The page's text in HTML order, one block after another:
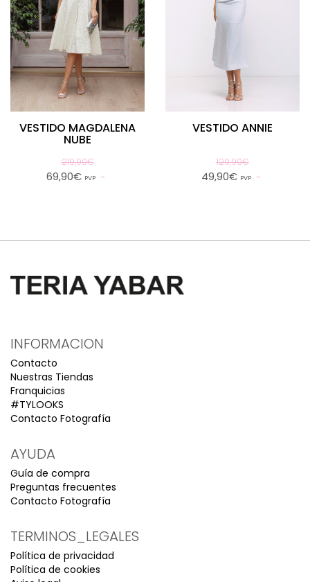
VESTIDO MAGDALENA
NUBE
219,90€
69,90€ PVP
VESTIDO ANNIE
129,90€
49,90€ PVP
INFORMACION
Contacto
Nuestras Tiendas
Franquicias
#TYLOOKS
Contacto Fotografía
AYUDA
Guía de compra
Preguntas frecuentes
Contacto Fotografía
TERMINOS_LEGALES
Política de privacidad
Política de cookies